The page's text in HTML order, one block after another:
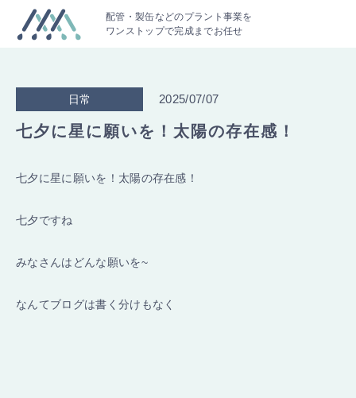
配管・製缶などのプラント事業を
ワンストップで完成までお任せ
日常 2025/07/07
七夕に星に願いを！太陽の存在感！
七夕に星に願いを！太陽の存在感！
七夕ですね
みなさんはどんな願いを~
なんてブログは書く分けもなく